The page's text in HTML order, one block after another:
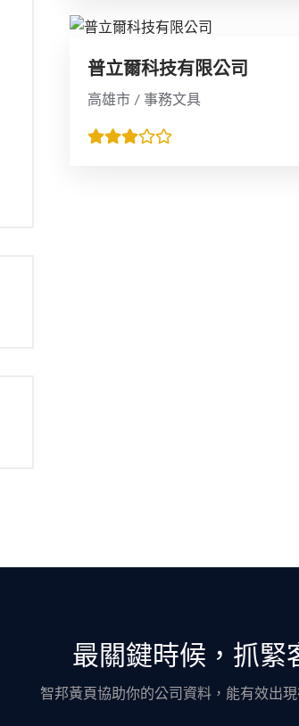
普立爾科技有限公司
高雄市 / 事務文具
最關鍵時候，抓緊
智邦黃頁協助你的公司資料，能有效出